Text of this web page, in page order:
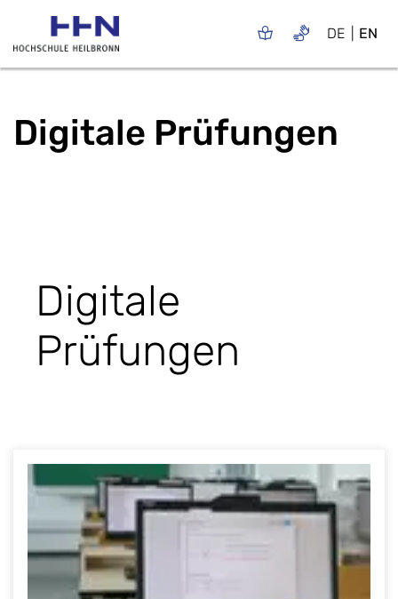
DE EN
Digitale Prüfungen
Digitale
Prüfungen